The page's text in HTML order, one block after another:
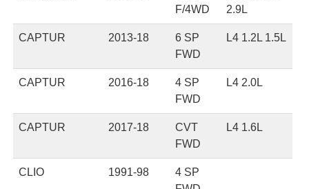
F/4WD
2.9L
CAPTUR 2013-18
6 SP
FWD
L4 1.2L 1.5L
CAPTUR 2016-18
4 SP
FWD
L4 2.0L
CAPTUR 2017-18
CVT
FWD
L4 1.6L
CLIO 1991-98
4 SP